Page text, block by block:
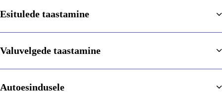
Esitulede taastamine
Valuvelgede taastamine
Autoesindusele